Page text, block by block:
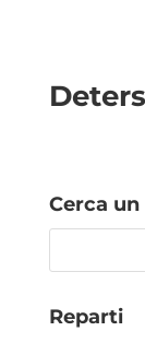
Cerca
Reparti